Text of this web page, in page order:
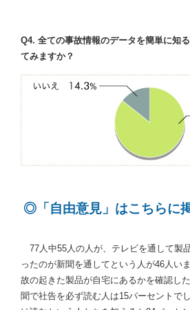
Q4. 全ての事故情報のデータを簡単に知
てみますか？
◎「自由意見」はこちらに
77人中55人の人が、テレビを通して製
ったのが新聞を通してという人が46人い
故の起きた製品が自宅にあるかを確認し
聞で社告を必ず読む人は15パーセントで